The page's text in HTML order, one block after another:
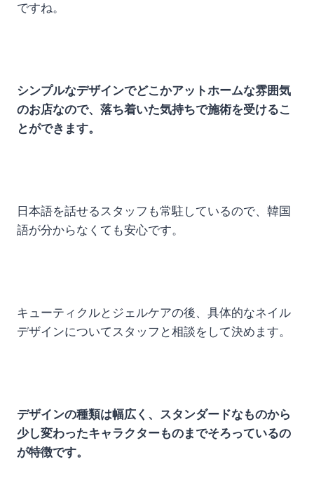
ですね。
シンプルなデザインでどこかアットホームな雰囲気
のお店なので、落ち着いた気持ちで施術を受けるこ
とができます。
日本語を話せるスタッフも常駐しているので、韓国
語が分からなくても安心です。
キューティクルとジェルケアの後、具体的なネイル
デザインについてスタッフと相談をして決めます。
デザインの種類は幅広く、スタンダードなものから
少し変わったキャラクターものまでそろっているの
が特徴です。